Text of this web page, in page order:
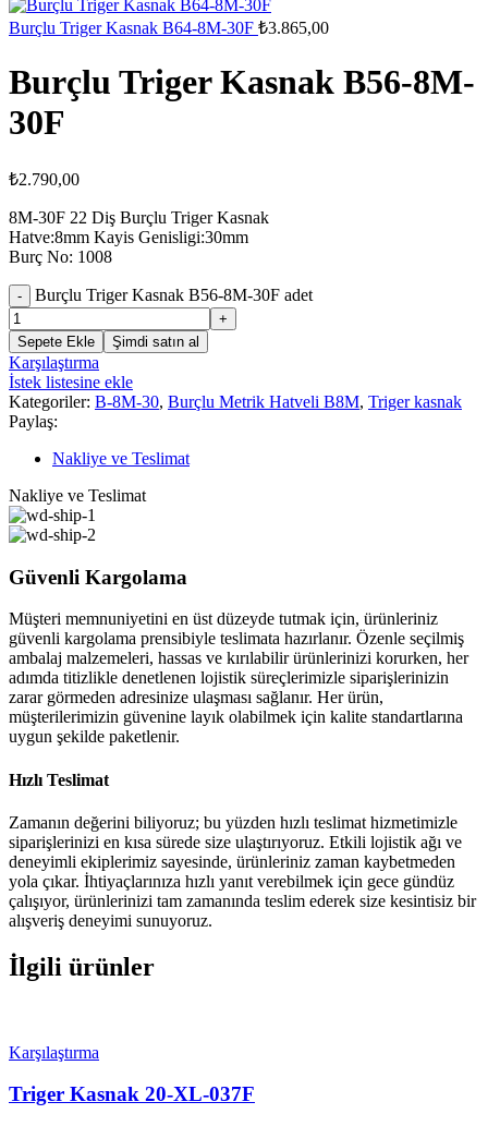
Burçlu Triger Kasnak B64-8M-30F ₺3.865,00
Burçlu Triger Kasnak B56-8M-
30F
₺2.790,00
8M-30F 22 Diş Burçlu Triger Kasnak
Hatve:8mm Kayis Genisligi:30mm
Burç No: 1008
Burçlu Triger Kasnak B56-8M-30F adet
Sepete Ekle Şimdi satın al
Karşılaştırma
İstek listesine ekle
Kategoriler: B-8M-30, Burçlu Metrik Hatveli B8M, Triger kasnak
Paylaş:
Nakliye ve Teslimat
Nakliye ve Teslimat
Güvenli Kargolama
Müşteri memnuniyetini en üst düzeyde tutmak için, ürünleriniz
güvenli kargolama prensibiyle teslimata hazırlanır. Özenle seçilmiş
ambalaj malzemeleri, hassas ve kırılabilir ürünlerinizi korurken, her
adımda titizlikle denetlenen lojistik süreçlerimizle siparişlerinizin
zarar görmeden adresinize ulaşması sağlanır. Her ürün,
müşterilerimizin güvenine layık olabilmek için kalite standartlarına
uygun şekilde paketlenir.
Hızlı Teslimat
Zamanın değerini biliyoruz; bu yüzden hızlı teslimat hizmetimizle
siparişlerinizi en kısa sürede size ulaştırıyoruz. Etkili lojistik ağı ve
deneyimli ekiplerimiz sayesinde, ürünleriniz zaman kaybetmeden
yola çıkar. İhtiyaçlarınıza hızlı yanıt verebilmek için gece gündüz
çalışıyor, ürünlerinizi tam zamanında teslim ederek size kesintisiz bir
alışveriş deneyimi sunuyoruz.
İlgili ürünler
Karşılaştırma
Triger Kasnak 20-XL-037F